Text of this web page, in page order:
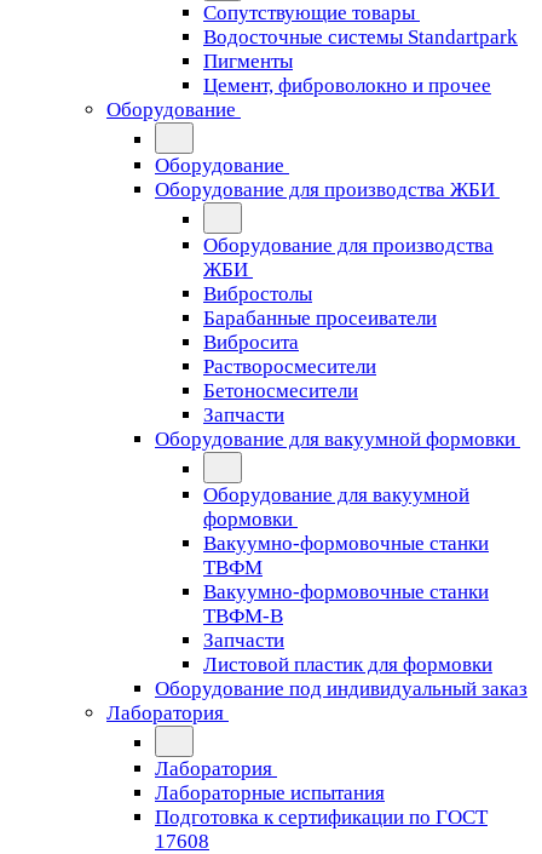
Сопутствующие товары
Водосточные системы Standartpark
Пигменты
Цемент, фиброволокно и прочее
Оборудование
Оборудование
Оборудование для производства ЖБИ
Оборудование для производства
ЖБИ
Вибростолы
Барабанные просеиватели
Вибросита
Растворосмесители
Бетоносмесители
Запчасти
Оборудование для вакуумной формовки
Оборудование для вакуумной
формовки
Вакуумно-формовочные станки
ТВФМ
Вакуумно-формовочные станки
ТВФМ-В
Запчасти
Листовой пластик для формовки
Оборудование под индивидуальный заказ
Лаборатория
Лаборатория
Лабораторные испытания
Подготовка к сертификации по ГОСТ
17608